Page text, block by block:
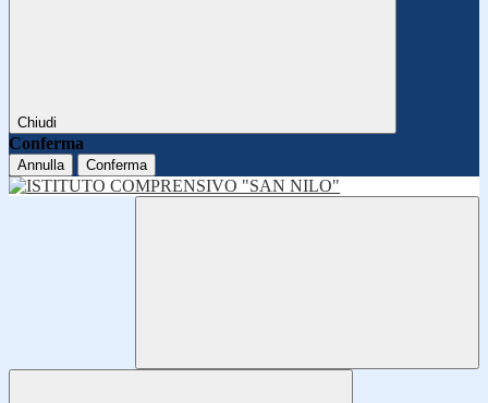
Chiudi
Conferma
Annulla Conferma